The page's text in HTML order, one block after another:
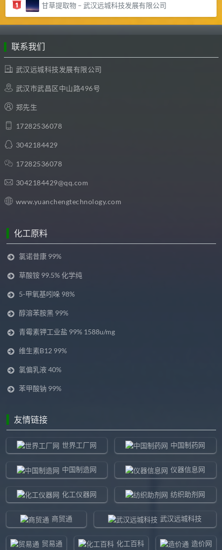
甘草提取物 – 武汉远城科技发展有限公司
联系我们
武汉远城科技发展有限公司
武汉市武昌区中山路496号
郑先生
17282536078
3042184429
17282536078
3042184429@qq.com
www.yuanchengtechnology.com
化工原料
氯诺昔康 99%
草酸铵 99.5% 化学纯
5-甲氧基吲哚 98%
醇溶苯胺黑 99%
青霉素钾工业盐 99% 1588u/mg
维生素B12 99%
氯偏乳液 40%
苯甲酸钠 99%
友情链接
世界工厂网 中国制药网
中国制造网 仪器信息网
化工仪器网 纺织助剂网
商贸通 武汉远城科技
贸易通 化工百科 造价网